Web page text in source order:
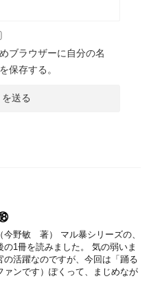
ブラウザーに自分の名
保存する。
今野敏 著） マル暴シリーズの、
の1冊を読みました。 気の弱いま
の活躍なのですが、今回は「踊る
ァンです）ぽくって、まじめなが